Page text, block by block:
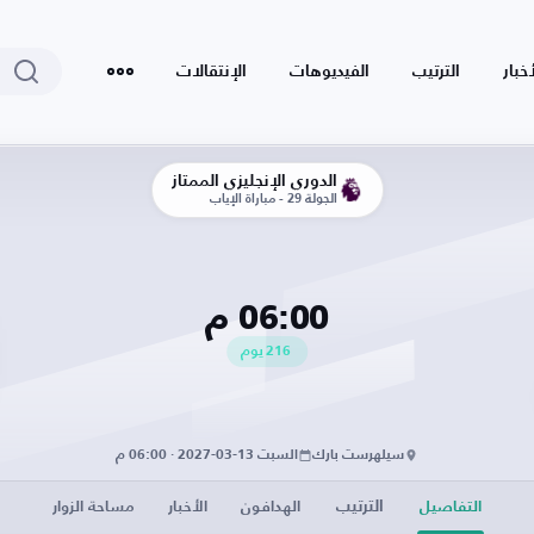
الترتيب الفيديوهات الإنتقالات
الدوري الإنجليزي الممتاز
الجولة 29 - مباراة الإياب
06:00 م
216 يوم
سيلهرست بارك السبت 13-03-2027 · 06:00 م
التفاصيل الترتيب الهدافون الأخبار مساحة الزوار